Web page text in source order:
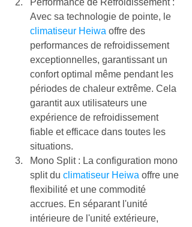
Performance de Refroidissement :
Avec sa technologie de pointe, le
climatiseur Heiwa offre des
performances de refroidissement
exceptionnelles, garantissant un
confort optimal même pendant les
périodes de chaleur extrême. Cela
garantit aux utilisateurs une
expérience de refroidissement
fiable et efficace dans toutes les
situations.
Mono Split : La configuration mono
split du climatiseur Heiwa offre une
flexibilité et une commodité
accrues. En séparant l'unité
intérieure de l'unité extérieure,